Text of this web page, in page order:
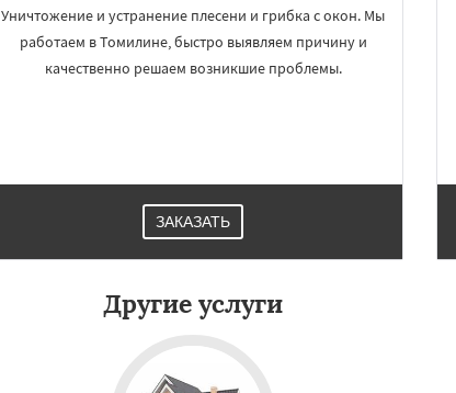
Уничтожение и устранение плесени и грибка с окон. Мы
работаем в Томилине, быстро выявляем причину и
качественно решаем возникшие проблемы.
ЗАКАЗАТЬ
Другие услуги